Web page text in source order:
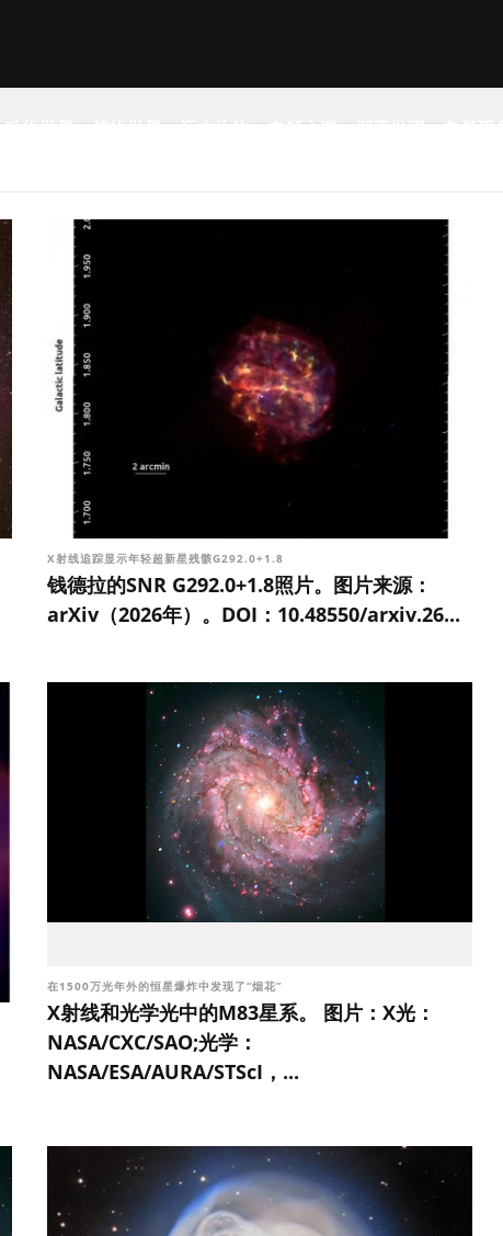
动物世界 植物世界 远古生物 未解之谜 探索发现 自然现
X射线追踪显示年轻超新星残骸G292.0+1.8
钱德拉的SNR G292.0+1.8照片。图片来源：
arXiv（2026年）。DOI：10.48550/arxiv.26...
在1500万光年外的恒星爆炸中发现了“烟花”
X射线和光学光中的M83星系。 图片：X光：
NASA/CXC/SAO;光学：
NASA/ESA/AURA/STScI，...